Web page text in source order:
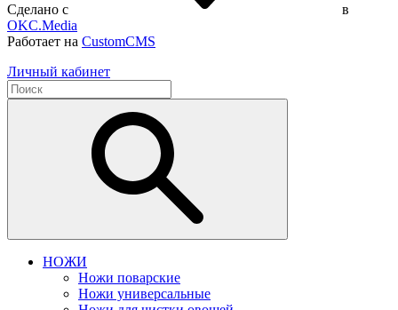
Сделано с
в
OKC.Media
Работает на CustomCMS
Личный кабинет
НОЖИ
Ножи поварские
Ножи универсальные